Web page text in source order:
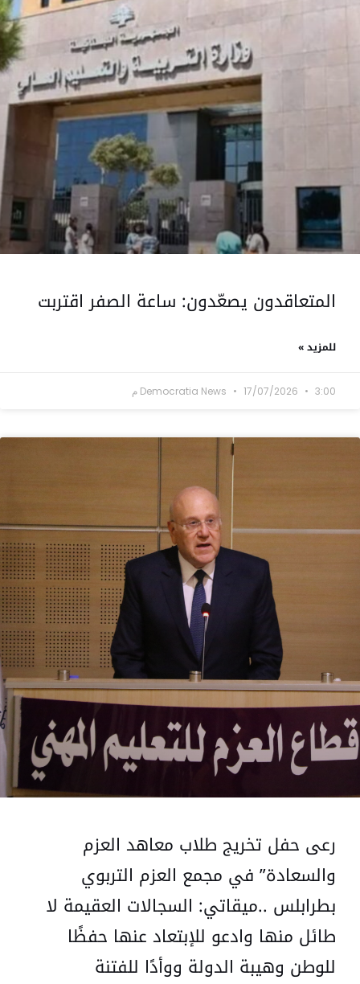
المتعاقدون يصعّدون: ساعة الصفر اقتربت
للمزيد »
Democratia News 17/07/2026 3:00 م
رعى حفل تخريج طلاب معاهد العزم
والسعادة” في مجمع العزم التربوي
بطرابلس ..ميقاتي: السجالات العقيمة لا
طائل منها وادعو للإبتعاد عنها حفظًا
للوطن وهيبة الدولة ووأدًا للفتنة